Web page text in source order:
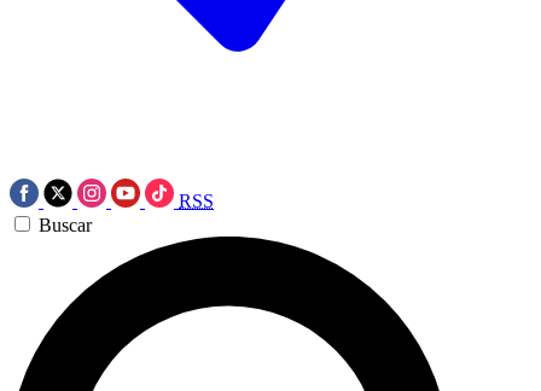
RSS
Buscar